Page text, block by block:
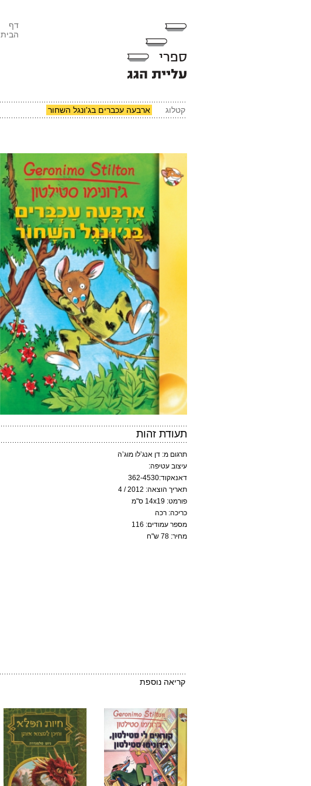
דף
הבית
קטלוג ארבעה עכברים בג'ונגל השחור
תעודת זהות
תרגום מ: דן אנג’לו מוג’ה
עיצוב עטיפה:
דאנאקוד:362-4530
תאריך הוצאה: 2012 / 4
פורמט: 14x19 ס"מ
כריכה: רכה
מספר עמודים: 116
מחיר: 78 ש"ח
קריאה נוספת